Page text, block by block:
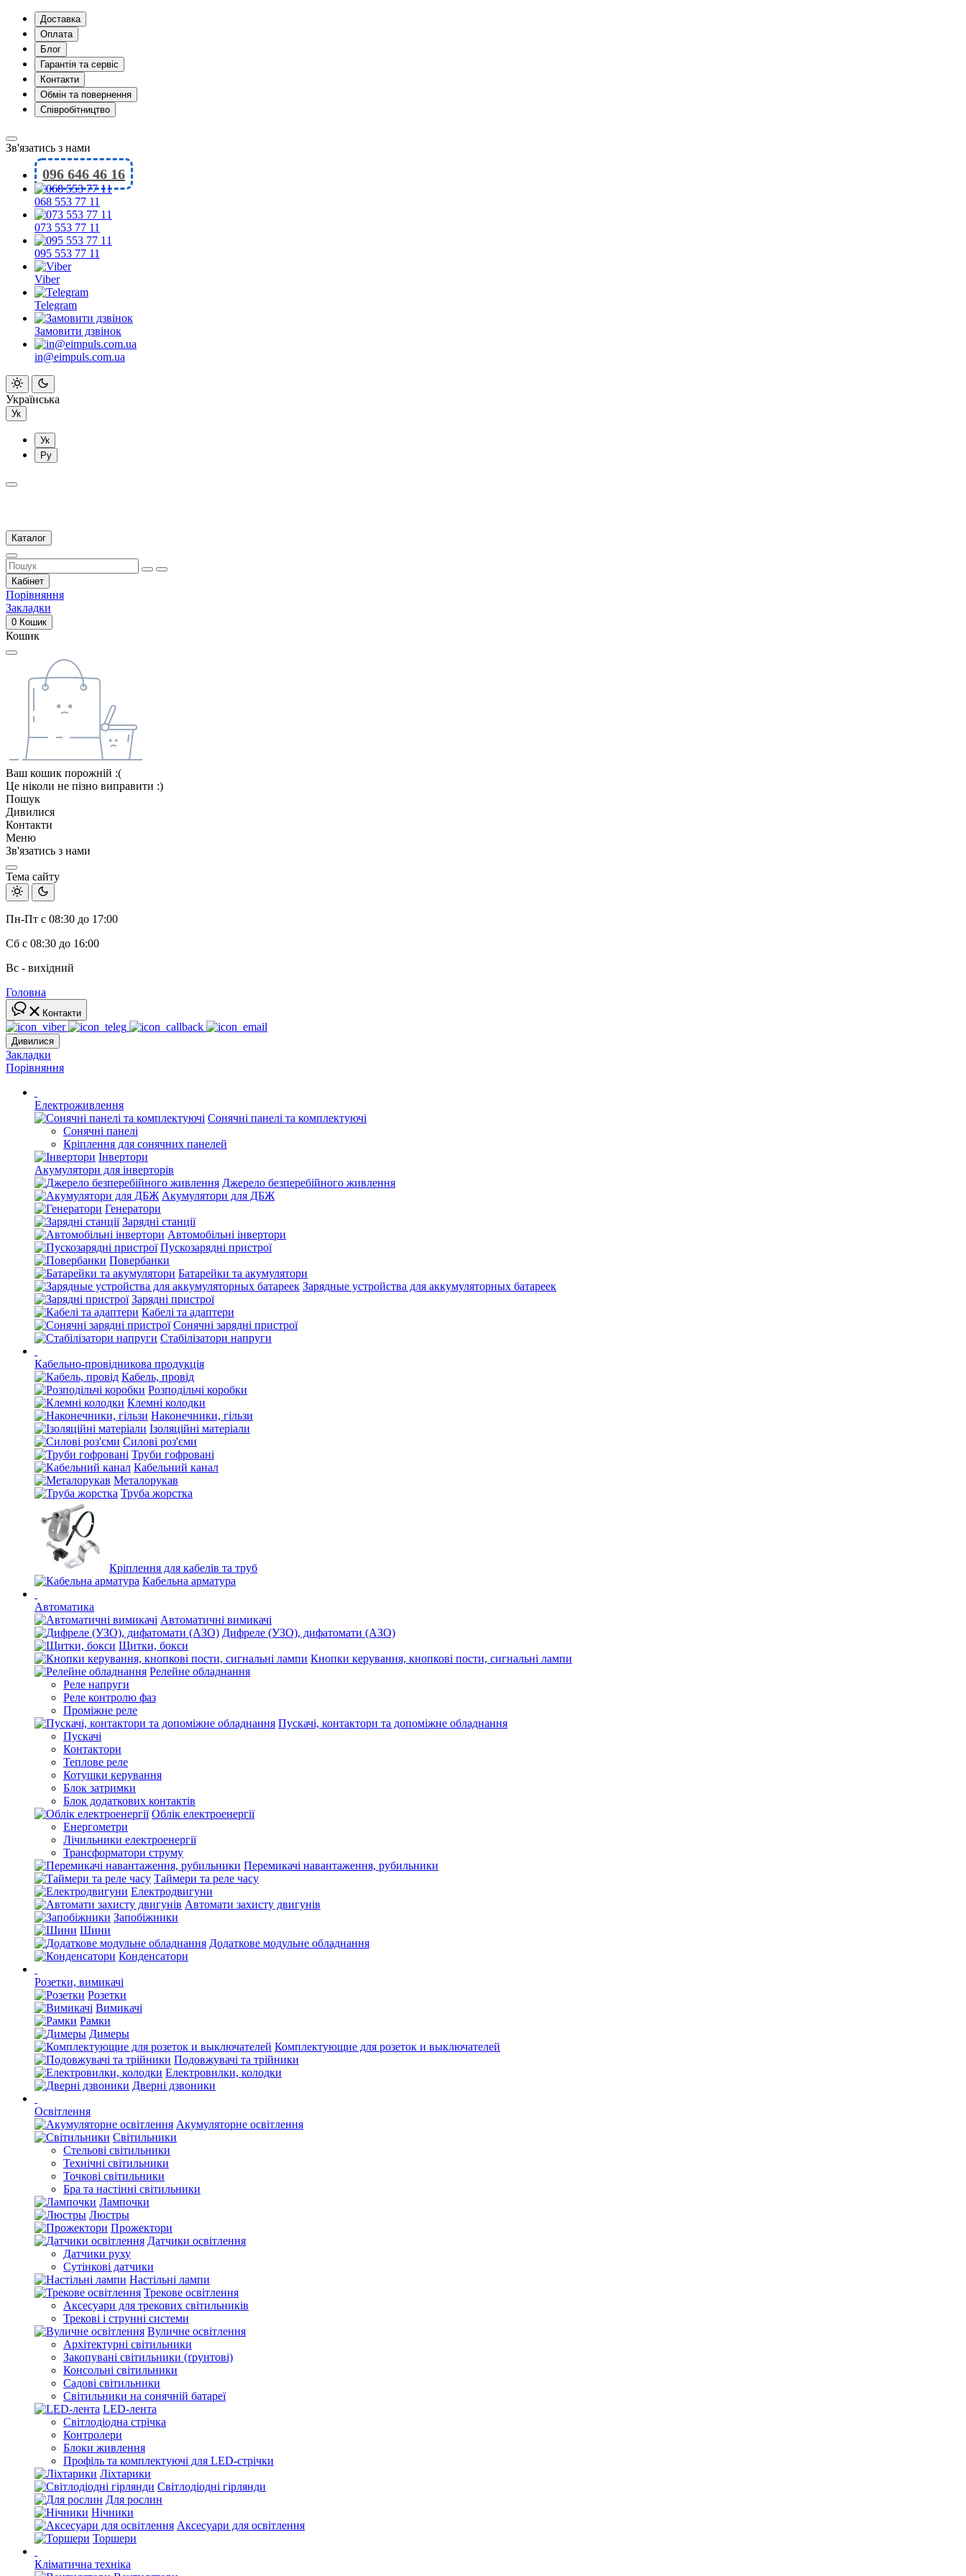
Доставка
Оплата
Блог
Гарантія та сервіс
Контакти
Обмін та повернення
Співробітництво
Зв'язатись з нами
096 646 46 16
068 553 77 11
073 553 77 11
095 553 77 11
Viber
Telegram
Замовити дзвінок
in@eimpuls.com.ua
Українська
Ук
Ук
Ру
Каталог
Кабінет
Порівняння
Закладки
0 Кошик
Кошик
Ваш кошик порожній :(
Це ніколи не пізно виправити :)
Пошук
Дивилися
Контакти
Меню
Зв'язатись з нами
Тема сайту
Пн-Пт с 08:30 до 17:00
Сб с 08:30 до 16:00
Вс - вихідний
Головна
Контакти
Дивилися
Закладки
Порівняння
Електроживлення
Сонячні панелі та комплектуючі
Сонячні панелі
Кріплення для сонячних панелей
Інвертори
Акумулятори для інверторів
Джерело безперебійного живлення
Акумулятори для ДБЖ
Генератори
Зарядні станції
Автомобільні інвертори
Пускозарядні пристрої
Повербанки
Батарейки та акумулятори
Зарядные устройства для аккумуляторных батареек
Зарядні пристрої
Кабелі та адаптери
Сонячні зарядні пристрої
Стабілізатори напруги
Кабельно-провідникова продукція
Кабель, провід
Розподільчі коробки
Клемні колодки
Наконечники, гільзи
Ізоляційні матеріали
Силові роз'єми
Труби гофровані
Кабельний канал
Металорукав
Труба жорстка
Кріплення для кабелів та труб
Кабельна арматура
Автоматика
Автоматичні вимикачі
Дифреле (УЗО), дифатомати (АЗО)
Щитки, бокси
Кнопки керування, кнопкові пости, сигнальні лампи
Релейне обладнання
Реле напруги
Реле контролю фаз
Проміжне реле
Пускачі, контактори та допоміжне обладнання
Пускачі
Контактори
Теплове реле
Котушки керування
Блок затримки
Блок додаткових контактів
Облік електроенергії
Енергометри
Лічильники електроенергії
Трансформатори струму
Перемикачі навантаження, рубильники
Таймери та реле часу
Електродвигуни
Автомати захисту двигунів
Запобіжники
Шини
Додаткове модульне обладнання
Конденсатори
Розетки, вимикачі
Розетки
Вимикачі
Рамки
Димеры
Комплектующие для розеток и выключателей
Подовжувачі та трійники
Електровилки, колодки
Дверні дзвоники
Освітлення
Акумуляторне освітлення
Світильники
Стельові світильники
Технічні світильники
Точкові світильники
Бра та настінні світильники
Лампочки
Люстры
Прожектори
Датчики освітлення
Датчики руху
Сутінкові датчики
Настільні лампи
Трекове освітлення
Аксесуари для трекових світильників
Трекові і струнні системи
Вуличне освітлення
Архітектурні світильники
Закопувані світильники (ґрунтові)
Консольні світильники
Садові світильники
Світильники на сонячній батареї
LED-лента
Світлодіодна стрічка
Контролери
Блоки живлення
Профіль та комплектуючі для LED-стрічки
Ліхтарики
Світлодіодні гірлянди
Для рослин
Нічники
Аксесуари для освітлення
Торшери
Кліматична техніка